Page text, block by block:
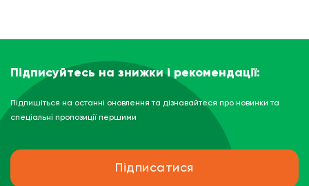
Підписуйтесь на знижки і рекомендації:
Підпишіться на останні оновлення та дізнавайтеся про новинки та
спеціальні пропозиції першими
Підписатися